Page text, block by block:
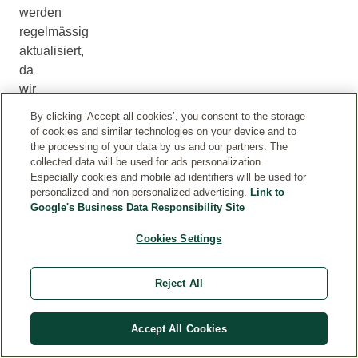
werden
regelmässig
aktualisiert,
da
wir
wissenschaftliche
Erkenntnisse
unsere
Rezepturen
entsprechend
anpassen.
By clicking ‘Accept all cookies’, you consent to the storage
of cookies and similar technologies on your device and to
the processing of your data by us and our partners. The
collected data will be used for ads personalization.
Especially cookies and mobile ad identifiers will be used for
personalized and non-personalized advertising. Link to
Google's Business Data Responsibility Site
Cookies Settings
Reject All
Accept All Cookies